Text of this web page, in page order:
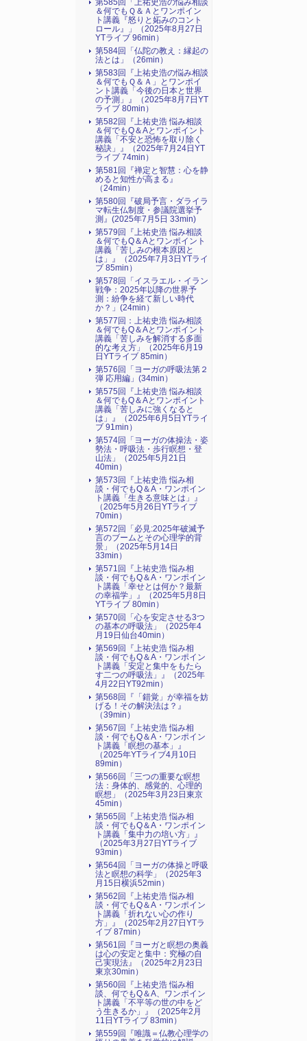
第585回「上祐史浩の悩み相談
＆何でもＱ＆Ａとワンポイン
ト講義『怒りと妬みのコント
ロール』​」（2025年8月27日
YTライブ 96min）
第584回「仏陀の教え：縁起の
法とは」（26min）
第583回『上祐史浩の悩み相談
＆何でもＱ＆Ａ」とワンポイ
ント講義「今後の日本と世界
の予測」』（2025年8月7日YT
ライブ 80min）
第582回『上祐史浩 悩み相談
＆何でもQ＆Aとワンポイント
講義「不安と恐怖を取り除く
秘訣」』（2025年7月24日YT
ライブ 74min）
第581回『禅定と智慧：心を静
めると知性が高まる』
（24min）
第580回『破局予言・ダライラ
マ転生仏制度・参議院選挙予
測』(2025年7月5日 33min)
第579回『上祐史浩 悩み相談
＆何でもQ＆Aとワンポイント
講義「苦しみの根本原因と
は」』（2025年7月3日YTライ
ブ 85min）
第578回「イスラエル・イラン
戦争：2025年以降の世界予
測：紛争を経て新しい時代
か？」(24min）
第577回：上祐史浩 悩み相談
＆何でもQ＆Aとワンポイント
講義「苦しみを解消する多面
的な考え方」（2025年6月19
日YTライブ 85min）
第576回「ヨーガの呼吸法第２
弾 応用編」(34min）
第575回『上祐史浩 悩み相談
＆何でもQ＆Aとワンポイント
講義「苦しみに強くなると
は」』（2025年6月5日YTライ
ブ 91min）
第574回「ヨーガの体操法・姿
勢法・呼吸法・歩行瞑想・登
山法」（2025年5月21日
40min）
第573回『上祐史浩 悩み相
談・何でもQ＆A・ワンポイン
ト講義「生きる意味とは」』
（2025年5月26日YTライブ
70min）
第572回「必見:2025年破滅予
言のブームとその心理学的背
景」（2025年5月14日
33min）
第571回『上祐史浩 悩み相
談・何でもQ＆A・ワンポイン
ト講義「幸せとは何か？最新
の幸福学」』（2025年5月8日
YTライブ 80min）
第570回「心を安定させる3つ
の基本の呼吸法」（2025年4
月19日仙台40min）
第569回『上祐史浩 悩み相
談・何でもQ＆A・ワンポイン
ト講義「安定と集中をもたら
す二つの呼吸法」』（2025年
4月22日YT92min）
第568回『「錯覚」が幸福を妨
げる！その解決法は？』
（39min）
第567回『上祐史浩 悩み相
談・何でもQ＆A・ワンポイン
ト講義「瞑想の基本」』
（2025年YTライブ4月10日
89min）
第566回「三つの重要な瞑想
法：身体的、感覚的、心理的
瞑想」（2025年3月23日東京
45min）
第565回『上祐史浩 悩み相
談・何でもQ＆A・ワンポイン
ト講義「集中力の培い方」』
（2025年3月27日YTライブ
93min）
第564回「ヨーガの体操と呼吸
法と瞑想の科学」（2025年3
月15日横浜52min）
第562回『上祐史浩 悩み相
談・何でもQ＆A・ワンポイン
ト講義「折れない心の作り
方」』（2025年2月27日YTラ
イブ 87min）
第561回『ヨーガと瞑想の奥義
は心の安定と集中：究極の自
己実現法』（2025年2月23日
東京30min）
第560回『上祐史浩 悩み相
談、何でもQ＆A、ワンポイン
ト講義「不平等の世の中をど
う生きるか」』（2025年2月
11日YTライブ 83min）
第559回『唯識＝仏教心理学の